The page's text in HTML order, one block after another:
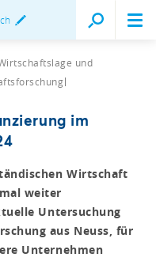
und
im
Wirtschaft
weiter
Untersuchung
aus Neuss, für
Unternehmen